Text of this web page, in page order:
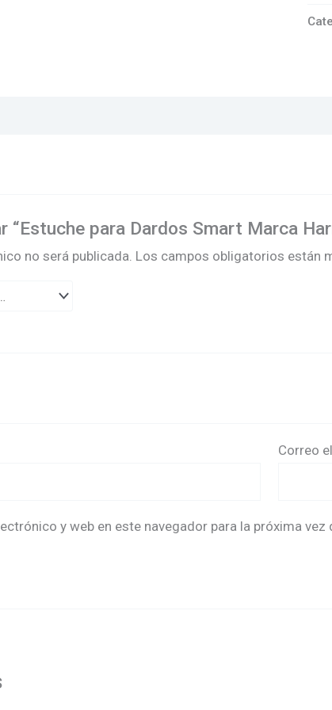
“Estuche para Dardos Smart Marca
no será publicada. Los campos obligatorios están
Correo
y web en este navegador para la próxima vez